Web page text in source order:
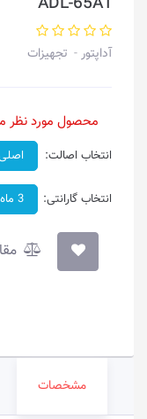
آداپتور تجهیزات
محصول مورد نظر
انتخاب اصالت:
انتخاب گارانتی: 3 ماه گارانتی تعویض از زمان صدور فاکتور
مشخصات